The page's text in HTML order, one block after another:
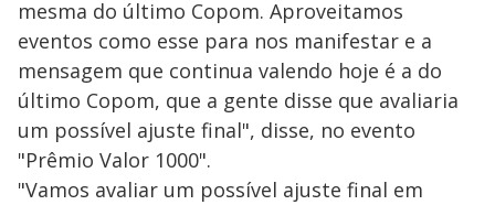
mesma do último Copom. Aproveitamos
eventos como esse para nos manifestar e a
mensagem que continua valendo hoje é a do
último Copom, que a gente disse que avaliaria
um possível ajuste final", disse, no evento
"Prêmio Valor 1000".
"Vamos avaliar um possível ajuste final em